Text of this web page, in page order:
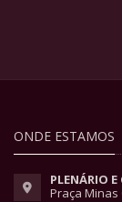
ONDE ESTAMOS
PLENÁRIO
Praça Minas